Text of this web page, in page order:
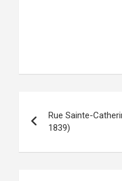
Navigation
Rue Sainte-
1839)